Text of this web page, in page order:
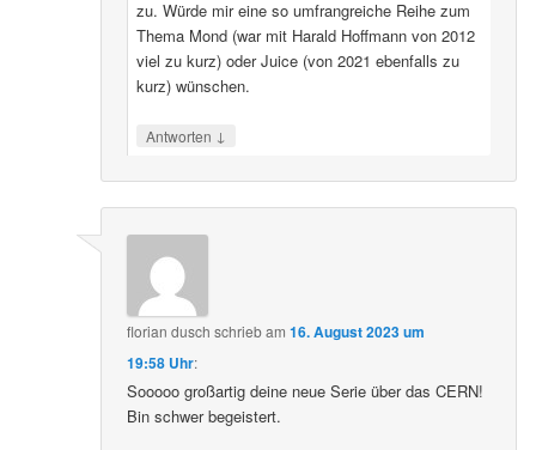
zu. Würde mir eine so umfrangreiche Reihe zum
Thema Mond (war mit Harald Hoffmann von 2012
viel zu kurz) oder Juice (von 2021 ebenfalls zu
kurz) wünschen.
Antworten ↓
florian dusch schriebam16. August 2023 um
19:58 Uhr:
Sooooo großartig deine neue Serie über das CERN!
Bin schwer begeistert.